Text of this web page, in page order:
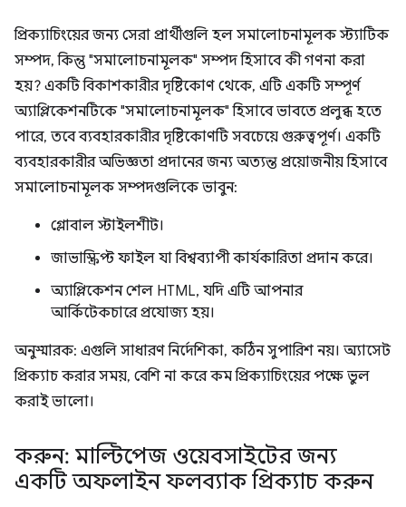
প্রিক্যাচিংয়ের জন্য সেরা প্রার্থীগুলি হল সমালোচনামূলক স্ট্যাটিক
সম্পদ, কিন্তু "সমালোচনামূলক" সম্পদ হিসাবে কী গণনা করা
হয়? একটি বিকাশকারীর দৃষ্টিকোণ থেকে, এটি একটি সম্পূর্ণ
অ্যাপ্লিকেশনটিকে "সমালোচনামূলক" হিসাবে ভাবতে প্রলুব্ধ হতে
পারে, তবে ব্যবহারকারীর দৃষ্টিকোণটি সবচেয়ে গুরুত্বপূর্ণ। একটি
ব্যবহারকারীর অভিজ্ঞতা প্রদানের জন্য অত্যন্ত প্রয়োজনীয় হিসাবে
সমালোচনামূলক সম্পদগুলিকে ভাবুন:
গ্লোবাল স্টাইলশীট।
জাভাস্ক্রিপ্ট ফাইল যা বিশ্বব্যাপী কার্যকারিতা প্রদান করে।
অ্যাপ্লিকেশন শেল HTML, যদি এটি আপনার
আর্কিটেকচারে প্রযোজ্য হয়।
অনুস্মারক: এগুলি সাধারণ নির্দেশিকা, কঠিন সুপারিশ নয়। অ্যাসেট
প্রিক্যাচ করার সময়, বেশি না করে কম প্রিক্যাচিংয়ের পক্ষে ভুল
করাই ভালো।
করুন: মাল্টিপেজ ওয়েবসাইটের জন্য
একটি অফলাইন ফলব্যাক প্রিক্যাচ করুন